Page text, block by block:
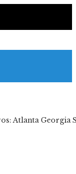
Atlanta Georgia